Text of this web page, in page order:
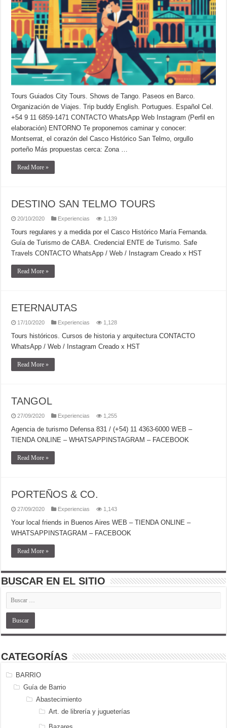
Tours Guiados City Tours. Shows de Tango. Paseos en Barco.
Organización de Viajes. Trip buddy English. Portugues. Español Cel.
+54 9 11 6859-1471 CONTACTO WhatsApp Web Instagram (Perfil en
elaboración) ENTORNO Te proponemos caminar y conocer:
Montserrat, el corazón del Casco Histórico San Telmo, orgullo
porteño Más propuestas cerca: Zona …
Read More »
DESTINO SAN TELMO TOURS
20/10/2020 Experiencias 1,139
Tours regulares y a medida por el Casco Histórico María Fernanda.
Guía de Turismo de CABA. Credencial ENTE de Turismo. Safe
Travels CONTACTO WhatsApp / Web / Instagram Creado x HST
Read More »
ETERNAUTAS
17/10/2020 Experiencias 1,128
Tours históricos. Cursos de historia y arquitectura CONTACTO
WhatsApp / Web / Instagram Creado x HST
Read More »
TANGOL
27/09/2020 Experiencias 1,255
Agencia de turismo Defensa 831 / (+54) 11 4363-6000 WEB –
TIENDA ONLINE – WHATSAPPINSTAGRAM – FACEBOOK
Read More »
PORTEÑOS & CO.
27/09/2020 Experiencias 1,143
Your local friends in Buenos Aires WEB – TIENDA ONLINE –
WHATSAPPINSTAGRAM – FACEBOOK
Read More »
BUSCAR EN EL SITIO
CATEGORÍAS
BARRIO
Guía de Barrio
Abastecimiento
Art. de librería y jugueterías